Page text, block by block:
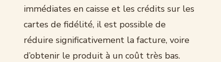
immédiates en caisse et les crédits sur les
cartes de fidélité, il est possible de
réduire significativement la facture, voire
d’obtenir le produit à un coût très bas.